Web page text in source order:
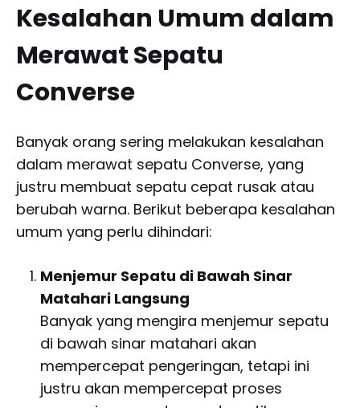
Kesalahan Umum dalam
Merawat Sepatu
Converse
Banyak orang sering melakukan kesalahan
dalam merawat sepatu Converse, yang
justru membuat sepatu cepat rusak atau
berubah warna. Berikut beberapa kesalahan
umum yang perlu dihindari:
Menjemur Sepatu di Bawah Sinar
Matahari Langsung
Banyak yang mengira menjemur sepatu
di bawah sinar matahari akan
mempercepat pengeringan, tetapi ini
justru akan mempercepat proses